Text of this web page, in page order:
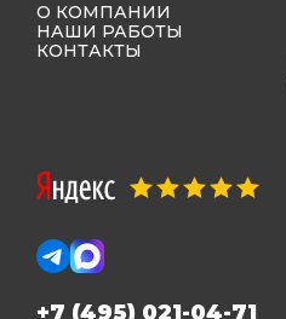
О КОМПАНИИ
НАШИ РАБОТЫ
КОНТАКТЫ
+7 (495) 021-04-71